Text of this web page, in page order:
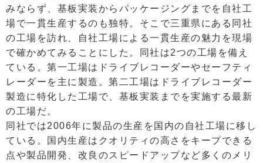
みならず、基板実装からパッケージングまでを自社工
場で一貫生産するのも独特。そこで三重県にある同社
の工場を訪れ、自社工場による一貫生産の魅力を現場
で確かめてみることにした。同社は2つの工場を備え
ている。第一工場はドライブレコーダーやセーフティ
レーダーを主に製造。第二工場はドライブレコーダー
製造に特化した工場で、基板実装までを実施する最新
の工場だ。
同社では2006年に製品の生産を国内の自社工場に移し
ている。国内生産はクオリティの高さをキープできる
点や製品開発、改良のスピードアップなど多くのメリ